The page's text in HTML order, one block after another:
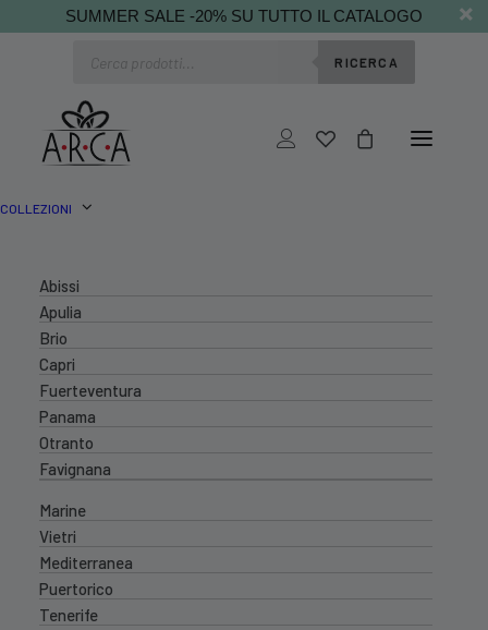
SUMMER SALE -20% SU TUTTO IL CATALOGO
RICERCA
COLLEZIONI
Abissi
Apulia
Brio
Capri
Fuerteventura
Panama
Otranto
Favignana
Marine
Vietri
Mediterranea
Puertorico
Tenerife